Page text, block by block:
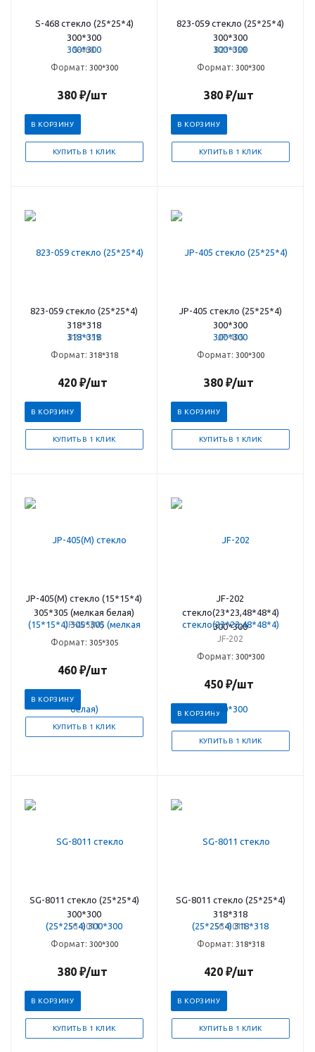
S-468 стекло (25*25*4)
300*300
S-468
Формат: 300*300
380 ₽/шт
В КОРЗИНУ
КУПИТЬ В 1 КЛИК
823-059 стекло (25*25*4)
300*300
823-059
Формат: 300*300
380 ₽/шт
В КОРЗИНУ
КУПИТЬ В 1 КЛИК
823-059 стекло (25*25*4)
318*318
823-059
Формат: 318*318
420 ₽/шт
В КОРЗИНУ
КУПИТЬ В 1 КЛИК
JP-405 стекло (25*25*4)
300*300
JP-405
Формат: 300*300
380 ₽/шт
В КОРЗИНУ
КУПИТЬ В 1 КЛИК
JP-405(M) стекло (15*15*4)
305*305 (мелкая белая)
JP-405(M)
Формат: 305*305
460 ₽/шт
В КОРЗИНУ
КУПИТЬ В 1 КЛИК
JF-202
стекло(23*23,48*48*4)
300*300
JF-202
Формат: 300*300
450 ₽/шт
В КОРЗИНУ
КУПИТЬ В 1 КЛИК
SG-8011 стекло (25*25*4)
300*300
SG-8011
Формат: 300*300
380 ₽/шт
В КОРЗИНУ
КУПИТЬ В 1 КЛИК
SG-8011 стекло (25*25*4)
318*318
SG-8011
Формат: 318*318
420 ₽/шт
В КОРЗИНУ
КУПИТЬ В 1 КЛИК